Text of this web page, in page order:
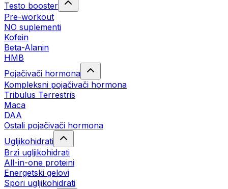
Testo booster
Pre-workout
NO suplementi
Kofein
Beta-Alanin
HMB
Pojačivači hormona
Kompleksni pojačivači hormona
Tribulus Terrestris
Maca
DAA
Ostali pojačivači hormona
Ugljikohidrati
Brzi ugljikohidrati
All-in-one proteini
Energetski gelovi
Spori ugljikohidrati